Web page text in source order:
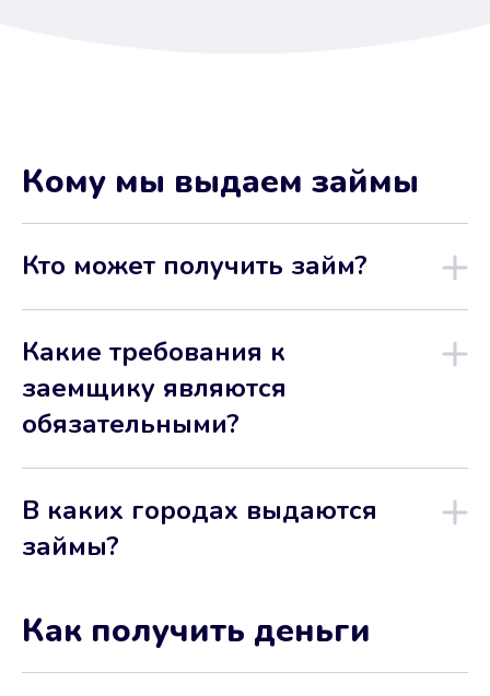
Кому мы выдаем займы
Кто может получить займ?
Какие требования к
заемщику являются
обязательными?
В каких городах выдаются
займы?
Как получить деньги